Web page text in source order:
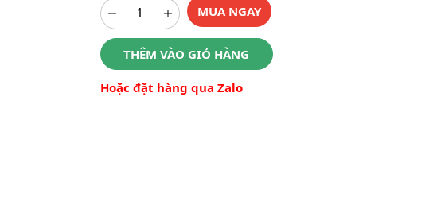
MUA NGAY
THÊM VÀO GIỎ HÀNG
Hoặc đặt hàng qua Zalo